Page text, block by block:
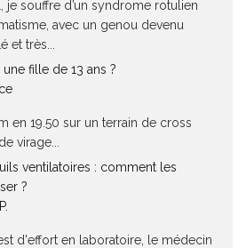
je souffre d’un syndrome rotulien
avec un genou devenu
très...
fille de 13 ans ?
en 19.50 sur un terrain de cross
virage...
ventilatoires : comment les
?
d'effort en laboratoire, le médecin